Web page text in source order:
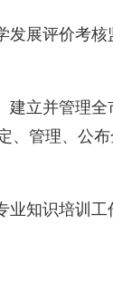
评价考核
立并管理全
、管理、公
识培训工